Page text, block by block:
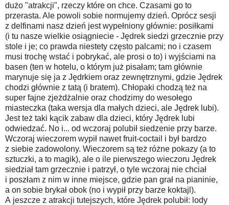
dużo "atrakcji", rzeczy które on chce. Czasami go to
przerasta. Ale powoli sobie normujemy dzień. Oprócz sesji
z delfinami nasz dzień jest wypełniony głównie: posiłkami
(i tu nasze wielkie osiągniecie - Jędrek siedzi grzecznie przy
stole i je; co prawda niestety często palcami; no i czasem
musi trochę wstać i pobrykać, ale prosi o to) i wyjściami na
basen (ten w hotelu, o którym już pisałam; tam głównie
marynuje się ja z Jędrkiem oraz zewnętrznymi, gdzie Jędrek
chodzi głównie z tatą (i bratem). Chłopaki chodzą też na
super fajne zjeżdżalnie oraz chodzimy do wesołego
miasteczka (taka wersja dla małych dzieci, ale Jędrek lubi).
Jest też taki kącik zabaw dla dzieci, który Jędrek lubi
odwiedzać. No i... od wczoraj polubił siedzenie przy barze.
Wczoraj wieczorem wypił nawet fruit-coctail i był bardzo
z siebie zadowolony. Wieczorem są też różne pokazy (a to
sztuczki, a to magik), ale o ile pierwszego wieczoru Jędrek
siedział tam grzecznie i patrzył, o tyle wczoraj nie chciał
i poszłam z nim w inne miejsce, gdzie pan grał na pianinie,
a on sobie brykał obok (no i wypił przy barze koktajl).
A jeszcze z atrakcji tutejszych, które Jędrek polubił: lody